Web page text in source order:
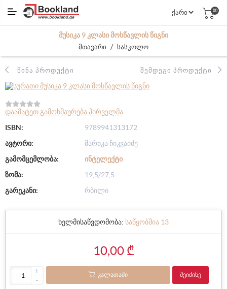
(0)
ᲛᲣᲡᲘᲙᲐ 9 ᲙᲚᲐᲡᲘ ᲛᲝᲡᲬᲐᲕᲚᲘᲡ ᲬᲘᲒᲜᲘ
მთავარი / სასკოლო
ᲬᲘᲜᲐ ᲞᲠᲝᲓᲣᲥᲢᲘ ᲨᲔᲛᲓᲔᲒᲘ ᲞᲠᲝᲓᲣᲥᲢᲘ
დაამატეთ გამოხმაურება პირველმა
ISBN:
9789941313172
ავტორი:
მარიკა ჩიკვაიძე
გამომცემლობა:
ᲘᲜᲢᲔᲚᲔᲥᲢᲘ
ზომა:
19,5/27,5
გარეკანი:
რბილი
ხელმისაწვდომობა: საწყობშია 13
10,00 ₾
+
-
ᲙᲐᲚᲐᲗᲐᲨᲘ ᲨᲔᲘᲫᲘᲜᲔ